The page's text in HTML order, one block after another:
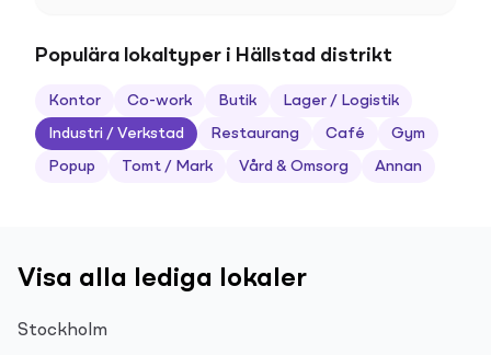
Populära lokaltyper i Hällstad distrikt
Kontor Co-work Butik Lager / Logistik
Industri / Verkstad Restaurang Café Gym
Popup Tomt / Mark Vård & Omsorg Annan
Visa alla lediga lokaler
Stockholm